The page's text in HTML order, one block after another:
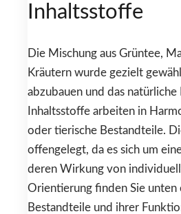
Inhaltsstoffe
Die Mischung aus Grüntee,
Kräutern wurde gezielt
abzubauen und das
Inhaltsstoffe arbeiten in
oder tierische Bestandteile.
offengelegt, da es sich um
deren Wirkung von
Orientierung finden Sie
Bestandteile und ihrer